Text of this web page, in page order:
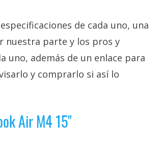
de cada uno, una
nuestra parte y los pros y
uno, además de un enlace para
y comprarlo si así lo
Air M4 15"